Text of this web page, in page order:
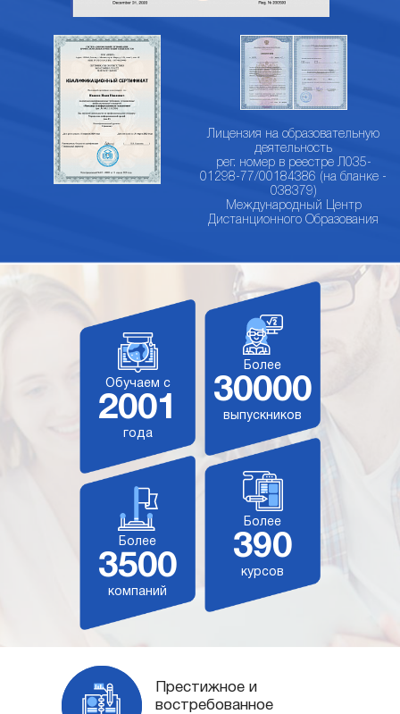
Лицензия на образовательную
деятельность
рег. номер в реестре Л035-
01298-77/00184386 (на бланке -
038379)
Международный Центр
Дистанционного Образования
Обучаем с
2001
года
Более
30000
выпускников
Более
3500
компаний
Более
390
курсов
Престижное и
востребованное